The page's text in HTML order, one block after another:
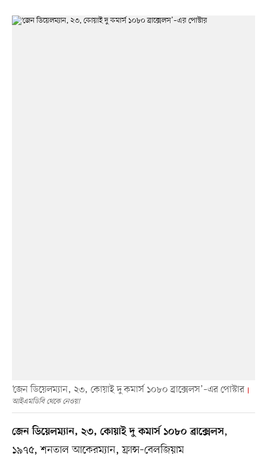
‘জেন ডিয়েলম্যান, ২৩, কোয়াই দু কমার্স ১০৮০ ব্রাক্সেলস’–এর পোস্টার
আইএমডিবি থেকে নেওয়া
জেন ডিয়েলম্যান, ২৩, কোয়াই দু কমার্স ১০৮০ ব্রাক্সেলস,
১৯৭৫, শনতাল আকেরম্যান, ফ্রান্স–বেলজিয়াম